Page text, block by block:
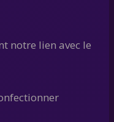
notre lien avec le